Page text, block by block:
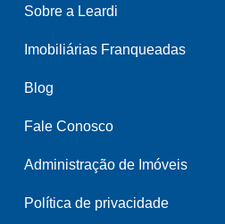
Sobre a Leardi
Imobiliárias Franqueadas
Blog
Fale Conosco
Administração de Imóveis
Política de privacidade